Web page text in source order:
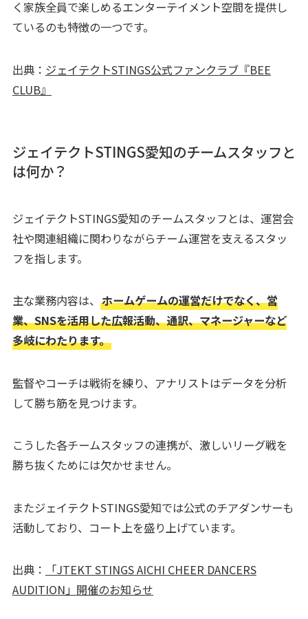
く家族全員で楽しめるエンターテイメント空間を提供し
ているのも特徴の一つです。
出典： ジェイテクトSTINGS公式ファンクラブ『BEE
CLUB』
ジェイテクトSTINGS愛知のチームスタッフと
は何か？
ジェイテクトSTINGS愛知のチームスタッフとは、運営会
社や関連組織に関わりながらチーム運営を支えるスタッ
フを指します。
主な業務内容は、 ホームゲームの運営だけでなく、営
業、SNSを活用した広報活動、通訳、マネージャーなど
多岐にわたります。
監督やコーチは戦術を練り、アナリストはデータを分析
して勝ち筋を見つけます。
こうした各チームスタッフの連携が、激しいリーグ戦を
勝ち抜くためには欠かせません。
またジェイテクトSTINGS愛知では公式のチアダンサーも
活動しており、コート上を盛り上げています。
出典：
「JTEKT STINGS AICHI CHEER DANCERS
AUDITION」開催のお知らせ